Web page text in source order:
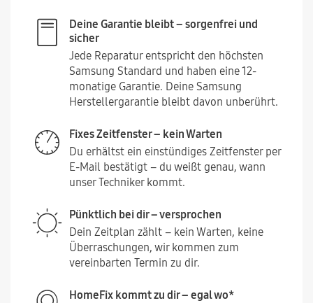
Deine Garantie bleibt – sorgenfrei und
sicher
Jede Reparatur entspricht den höchsten
Samsung Standard und haben eine 12-
monatige Garantie. Deine Samsung
Herstellergarantie bleibt davon unberührt.
Fixes Zeitfenster – kein Warten
Du erhältst ein einstündiges Zeitfenster per
E-Mail bestätigt – du weißt genau, wann
unser Techniker kommt.
Pünktlich bei dir – versprochen
Dein Zeitplan zählt – kein Warten, keine
Überraschungen, wir kommen zum
vereinbarten Termin zu dir.
HomeFix kommt zu dir – egal wo*